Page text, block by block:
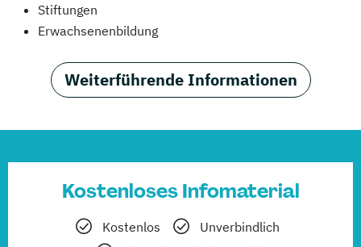
Stiftungen
Erwachsenenbildung
Weiterführende Informationen
Kostenloses Infomaterial
Kostenlos
Unverbindlich